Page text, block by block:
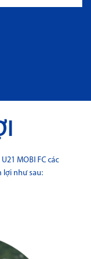
MOBI FC các
lợi như sau: